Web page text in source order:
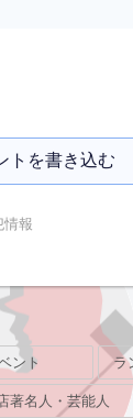
トを書き込む
情報
ント ラ
著名人・芸能人